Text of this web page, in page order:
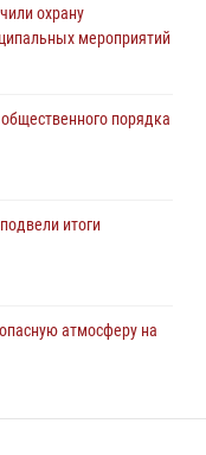
правопорядка:
гражданина за
охрану
мероприятий
порядка
итоги
атмосферу на